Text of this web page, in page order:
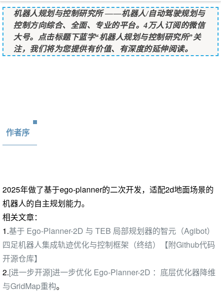
机器人规划与控制研究所——机器人/自动驾驶规划与
控制方向综合、全面、专业的平台。4万人订阅的微信
大号。点击标题下蓝字“机器人规划与控制研究所”关
注，我们将为您提供有价值、有深度的延伸阅读。
作者序
2025年做了基于ego-planner的二次开发，适配2d地面场景的
机器人的自主规划能力。
相关文章：
1.基于 Ego-Planner-2D 与 TEB 局部规划器的智元（Agibot）
四足机器人集成轨迹优化与控制框架（终结）【附Github代码
开源仓库】
2.[进一步开源]进一步优化 Ego-Planner-2D ：底层优化器降维
与GridMap重构。